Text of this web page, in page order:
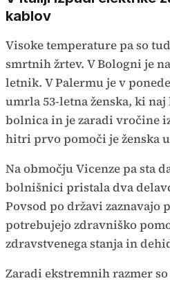
kablov
Visoke temperature pa so
smrtnih žrtev. V Bologni je
letnik. V Palermu je v
umrla 53-letna ženska, ki
bolnica in je zaradi vročine
hitri prvo pomoči je ženska
Na območju Vicenze pa sta
bolnišnici pristala dva
Povsod po državi zaznavajo
potrebujejo zdravniško
zdravstvenega stanja in
Zaradi ekstremnih razmer